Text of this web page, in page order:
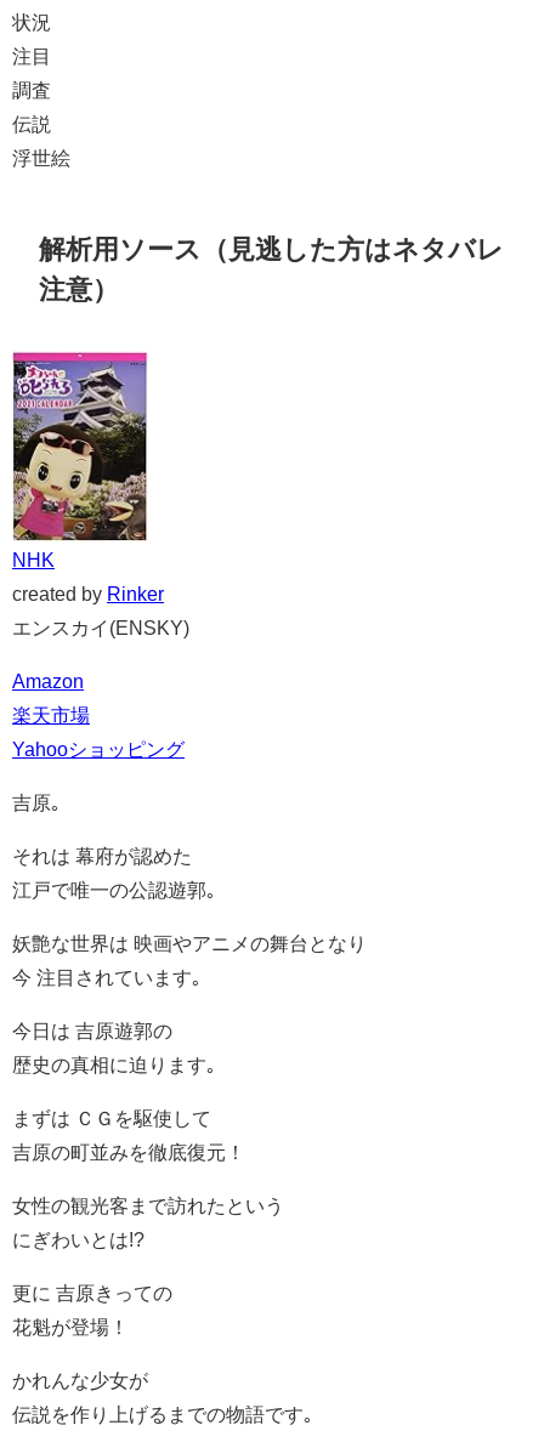
状況
注目
調査
伝説
浮世絵
解析用ソース（見逃した方はネタバレ
注意）
NHK
created by Rinker
エンスカイ(ENSKY)
Amazon
楽天市場
Yahooショッピング
吉原｡
それは 幕府が認めた
江戸で唯一の公認遊郭｡
妖艶な世界は 映画やアニメの舞台となり
今 注目されています｡
今日は 吉原遊郭の
歴史の真相に迫ります｡
まずは ＣＧを駆使して
吉原の町並みを徹底復元！
女性の観光客まで訪れたという
にぎわいとは!?
更に 吉原きっての
花魁が登場！
かれんな少女が
伝説を作り上げるまでの物語です｡